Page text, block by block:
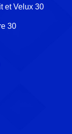
et Velux 30
30